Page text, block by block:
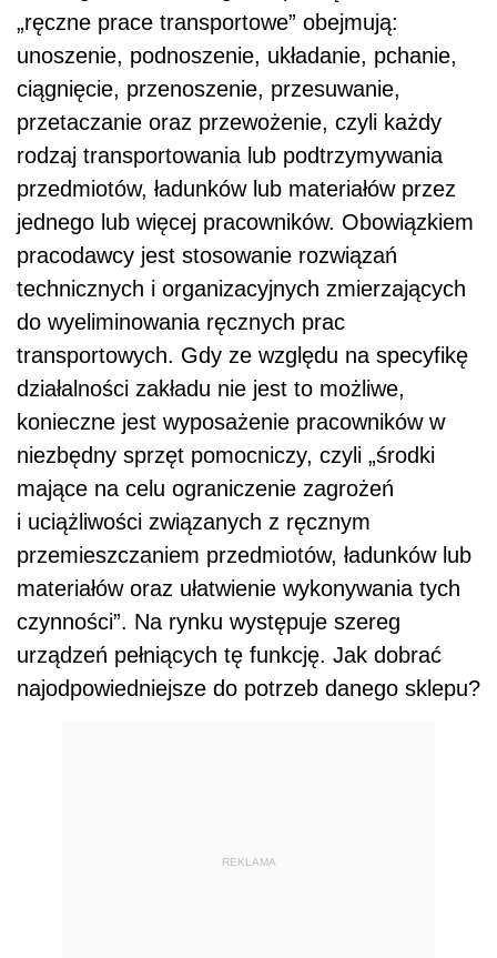
„ręczne prace transportowe” obejmują:
unoszenie, podnoszenie, układanie, pchanie,
ciągnięcie, przenoszenie, przesuwanie,
przetaczanie oraz przewożenie, czyli każdy
rodzaj transportowania lub podtrzymywania
przedmiotów, ładunków lub materiałów przez
jednego lub więcej pracowników. Obowiązkiem
pracodawcy jest stosowanie rozwiązań
technicznych i organizacyjnych zmierzających
do wyeliminowania ręcznych prac
transportowych. Gdy ze względu na specyfikę
działalności zakładu nie jest to możliwe,
konieczne jest wyposażenie pracowników w
niezbędny sprzęt pomocniczy, czyli „środki
mające na celu ograniczenie zagrożeń
i uciążliwości związanych z ręcznym
przemieszczaniem przedmiotów, ładunków lub
materiałów oraz ułatwienie wykonywania tych
czynności”. Na rynku występuje szereg
urządzeń pełniących tę funkcję. Jak dobrać
najodpowiedniejsze do potrzeb danego sklepu?
REKLAMA